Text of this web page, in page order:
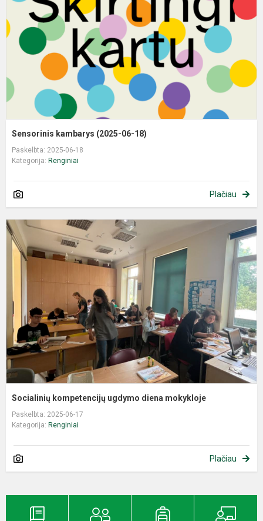
Sensorinis kambarys (2025-06-18)
Paskelbta: 2025-06-18
Kategorija: Renginiai
Plačiau
Socialinių kompetencijų ugdymo diena mokykloje
Paskelbta: 2025-06-17
Kategorija: Renginiai
Plačiau